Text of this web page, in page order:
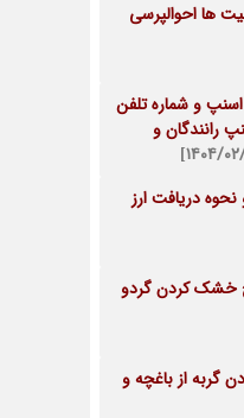
ها احوالپرسی
و شماره تلفن
رانندگان و
دریافت ارز
کردن گردو
گربه از باغچه و